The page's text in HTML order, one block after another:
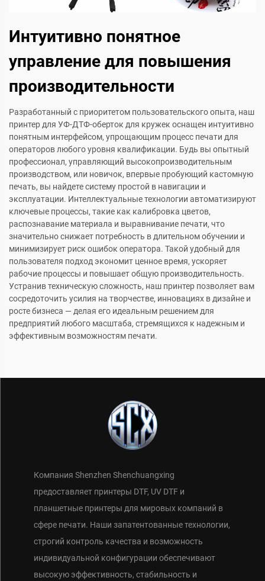
Интуитивно понятное
управление для повышения
производительности
Разработанный с приоритетом пользовательского опыта, наш
принтер для УФ-ДТФ-оберток для кружек оснащен интуитивно
понятным интерфейсом, упрощающим процесс печати для
операторов любого уровня квалификации. Будь вы опытный
профессионал, управляющий высокопроизводительным
производством, или новичок, впервые пробующий кастомную
печать, вы найдете систему простой в навигации и
эксплуатации. Интеллектуальные технологии автоматизируют
ключевые процессы, такие как калибровка цветов,
распознавание материала и выравнивание печати, что
значительно снижает потребность в длительном обучении и
минимизирует риск ошибок оператора. Такой удобный для
пользователя подход экономит ценное время, ускоряет
рабочие процессы и повышает общую производительность.
Устранив техническую сложность, наш принтер позволяет вам
сосредоточить усилия на творчестве, инновациях в дизайне и
росте бизнеса — делая его идеальным решением для
предприятий любого масштаба, стремящихся к надежным и
эффективным возможностям печати.
Компания Shenzhen Shenchuangxing
предоставляет принтеры DTF, UV DTF и
планшетные принтеры для мировых компаний в
сфере печати. Наши запатентованные технологии,
строгий контроль качества и возможность
индивидуальной конфигурации обеспечивают
высокую эффективность, стабильность и